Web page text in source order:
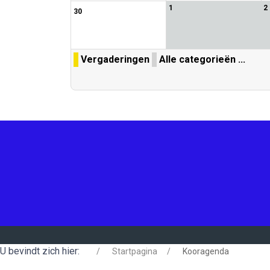
30 1 2
Vergaderingen Alle categorieën ...
U bevindt zich hier: Startpagina Kooragenda